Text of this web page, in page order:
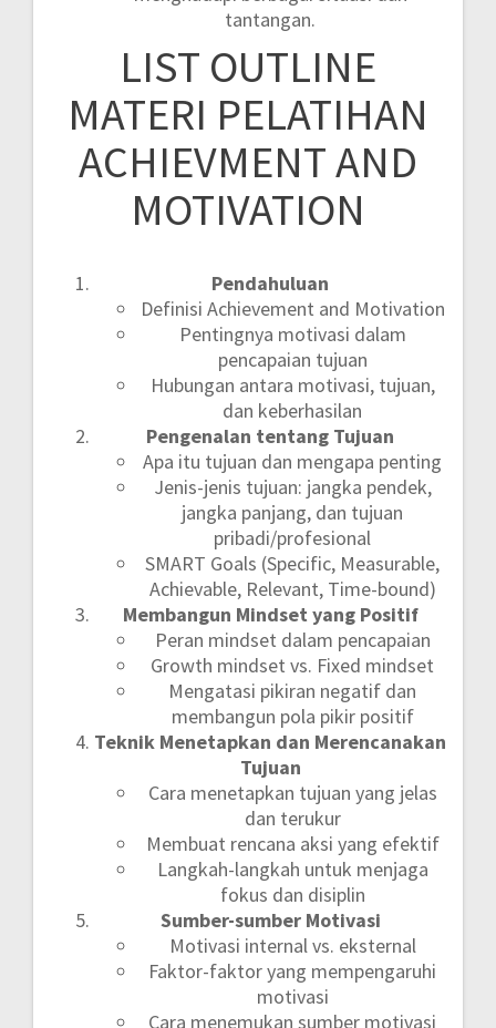
tantangan.
LIST OUTLINE
MATERI PELATIHAN
ACHIEVMENT AND
MOTIVATION
Pendahuluan
Definisi Achievement and Motivation
Pentingnya motivasi dalam
pencapaian tujuan
Hubungan antara motivasi, tujuan,
dan keberhasilan
Pengenalan tentang Tujuan
Apa itu tujuan dan mengapa penting
Jenis-jenis tujuan: jangka pendek,
jangka panjang, dan tujuan
pribadi/profesional
SMART Goals (Specific, Measurable,
Achievable, Relevant, Time-bound)
Membangun Mindset yang Positif
Peran mindset dalam pencapaian
Growth mindset vs. Fixed mindset
Mengatasi pikiran negatif dan
membangun pola pikir positif
Teknik Menetapkan dan Merencanakan
Tujuan
Cara menetapkan tujuan yang jelas
dan terukur
Membuat rencana aksi yang efektif
Langkah-langkah untuk menjaga
fokus dan disiplin
Sumber-sumber Motivasi
Motivasi internal vs. eksternal
Faktor-faktor yang mempengaruhi
motivasi
Cara menemukan sumber motivasi